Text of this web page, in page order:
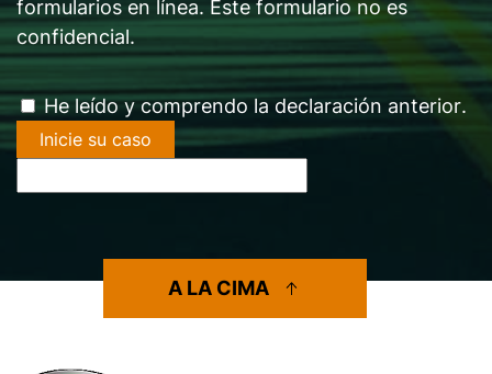
formularios en línea. Este formulario no es
confidencial.
acuerdo
de
divulgación*
He leído y comprendo la declaración anterior.
A LA CIMA